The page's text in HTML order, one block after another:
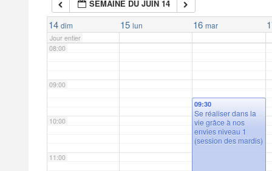
SEMAINE DU JUIN 14
14 dim 15 lun 16 mar
Jour entier
07:00
08:00
09:00
10:00
11:00
09:30
Se réaliser dans la
vie grâce à nos
envies niveau 1
(session des mardis)